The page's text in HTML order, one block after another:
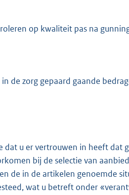
op kwaliteit pas na
de zorg gepaard gaande
dat u er vertrouwen in heeft
bij de selectie van
de in de artikelen genoemde
wat u betreft onder